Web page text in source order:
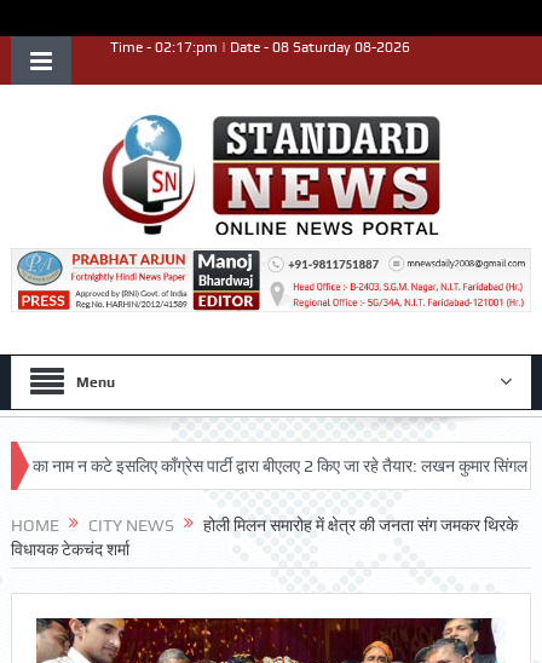
Time - 02:17:pm | Date - 08 Saturday 08-2026
Menu
न कटे इसलिए काँग्रेस पार्टी द्वारा बीएलए 2 किए जा रहे तैयार: लखन कुमार सिंगला
HOME CITY NEWS
होली मिलन समारोह में क्षेत्र की जनता संग जमकर थिरके
विधायक टेकचंद शर्मा